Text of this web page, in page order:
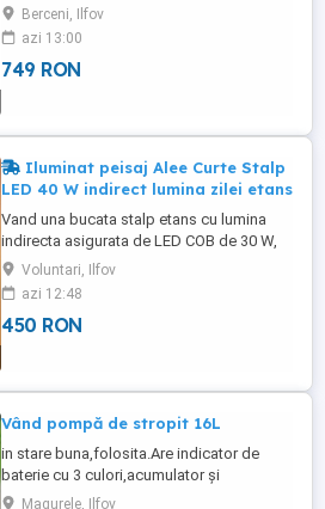
si inguste. Stiti despre ce vorbesc. Mai
ales la plantat parii in vie, sau pomii de
livada, sau chiar la constructii in
gospodaria rurala. Pentru orice activitate
Berceni, Ilfov
azi 13:00
749 RON
Iluminat peisaj Alee Curte Stalp
LED 40 W indirect lumina zilei etans
Vand una bucata stalp etans cu lumina
indirecta asigurata de LED COB de 30 W,
consum cu tot cu aparataj 40 W, din
aluminiu vopsit electrostatic in gri cu
negru, design deosebit, inalt de 900 mm
de la sol, complet echipat, etans IP66,
Voluntari, Ilfov
azi 12:48
450 RON
Vând pompă de stropit 16L
in stare buna,folosita.Are indicator de
baterie cu 3 culori,acumulator și
încărcător.Are o rotita pentru schimbarea
Magurele, Ilfov